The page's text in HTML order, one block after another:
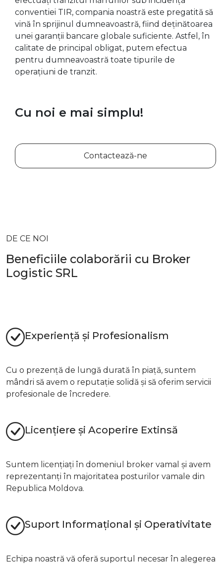
conventiei TIR, compania noastră este pregatită să
vină în sprijinul dumneavoastră, fiind deținătoarea
unei garanții bancare globale suficiente. Astfel, în
calitate de principal obligat, putem efectua
pentru dumneavoastră toate tipurile de
operațiuni de tranzit.
Cu noi e mai simplu!
Contactează-ne
DE CE NOI
Beneficiile colaborării cu Broker
Logistic SRL
Experiență și Profesionalism
Cu o prezență de lungă durată în piață, suntem
mândri să avem o reputație solidă și să oferim servicii
profesionale de încredere.
Licențiere și Acoperire Extinsă
Suntem licențiați în domeniul broker vamal și avem
reprezentanți în majoritatea posturilor vamale din
Republica Moldova.
Suport Informațional și Operativitate
Echipa noastră vă oferă suportul necesar în alegerea